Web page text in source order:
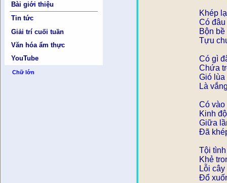
Bài giới thiệu
Tin tức
Giải trí cuối tuần
Văn hóa ẩm thực
YouTube
Chữ lớn
Khép
Có
Bộn
Tựu
Có gì
Chứa
Gió lùa
Là
Có
Kinh
Giữa
Đã
Tội
Khẻ
Lỗi
Đổ